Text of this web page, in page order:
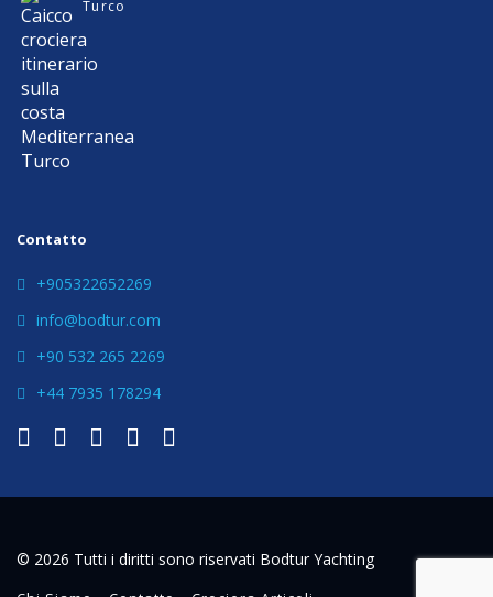
Turco
Contatto
+905322652269
info@bodtur.com
+90 532 265 2269
+44 7935 178294
© 2026 Tutti i diritti sono riservati Bodtur Yachting